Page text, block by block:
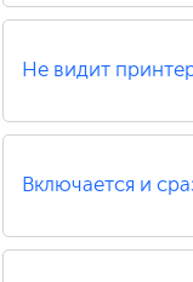
Замена /
Восстановление
Не видит
Включается и